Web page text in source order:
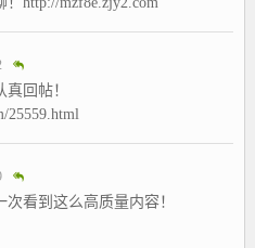
回帖！
25559.html
看到这么高质量内容！